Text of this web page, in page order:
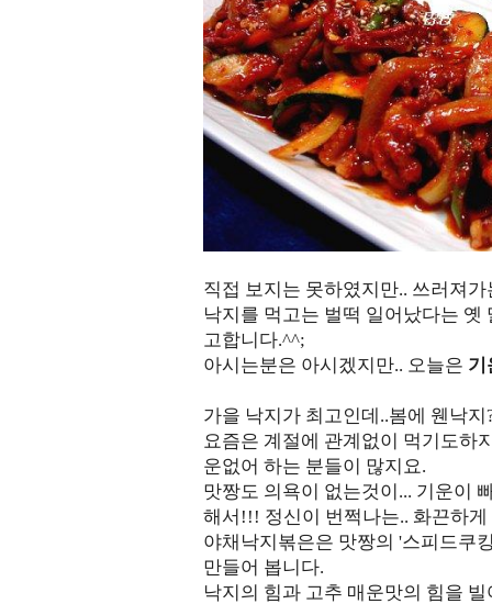
직접 보지는 못하였지만.. 쓰러져
낙지를 먹고는 벌떡 일어났다는
고합니다.^^;
아시는분은 아시겠지만.. 오늘은 기
가을 낙지가 최고인데..봄에 웬낙지
요즘은 계절에 관계없이 먹기도하
운없어 하는 분들이 많지요.
맛짱도 의욕이 없는것이... 기운이
해서!!! 정신이 번쩍나는.. 화끈하
야채낙지볶은은 맛짱의 '스피드쿠
만들어 봅니다.
낙지의 힘과 고추 매운맛의 힘을